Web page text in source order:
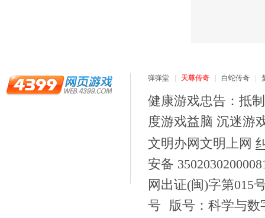
弹弹堂 天尊传奇 白蛇传奇
健康游戏忠告：抵
度游戏益脑 沉迷游
文明办网文明上网
安备
网出证(闽)字第015
号
版号：科学与数